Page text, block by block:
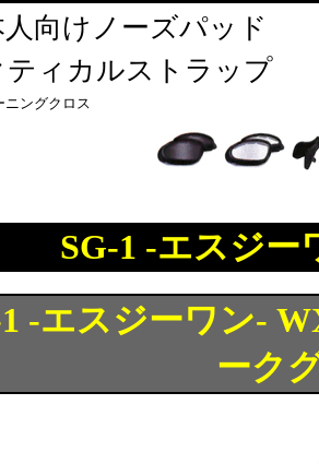
向けノーズパッド
ティカルストラップ
ニングクロス
SG-1 -エスジ
-エスジーワン-
ーク